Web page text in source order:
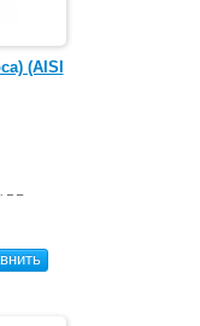
(AISI
ВР